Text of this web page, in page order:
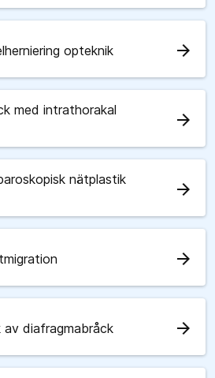
opteknik arrow_forward
med intrathorakal
arrow_forward
nätplastik
arrow_forward
arrow_forward
diafragmabråck arrow_forward